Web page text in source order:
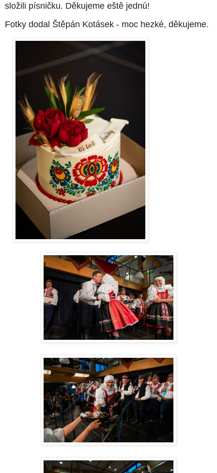
složili písničku. Děkujeme eště jednú!
Fotky dodal Štěpán Kotásek - moc hezké, děkujeme.